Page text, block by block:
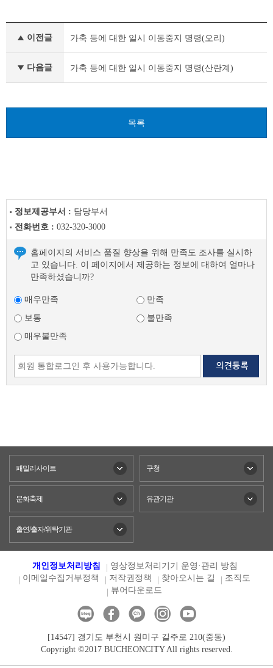
공
글
이전글 가축 등에 대한 일시 이동중지 명령(오리)
다음글 가축 등에 대한 일시 이동중지 명령(산란계)
목록
정보제공부서 : 담당부서
전화번호 : 032-320-3000
홈페이지의 서비스 품질 향상을 위해 만족도 조사를 실시하
고 있습니다. 이 페이지에서 제공하는 정보에 대하여 얼마나
만족하셨습니까?
매우만족
만족
보통
불만족
매우불만족
패밀리사이트 구청
문화축제 유관기관
출연/출자/위탁기관
개인정보처리방침
영상정보처리기기 운영·관리 방침
이메일수집거부정책
저작권정책 찾아오시는 길
조직도
뷰어다운로드
[14547] 경기도 부천시 원미구 길주로 210(중동)
Copyright ©2017 BUCHEONCITY All rights reserved.